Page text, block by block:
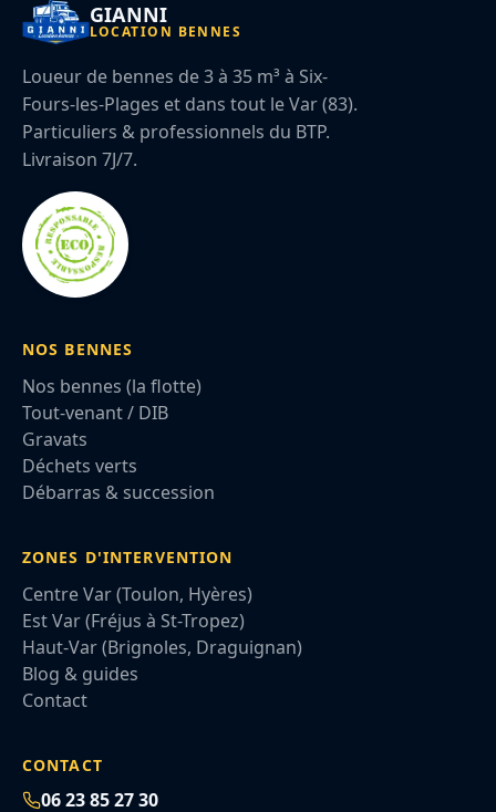
GIANNI
LOCATION BENNES
Loueur de bennes de 3 à 35 m³ à Six-
Fours-les-Plages et dans tout le Var (83).
Particuliers & professionnels du BTP.
Livraison 7J/7.
NOS BENNES
Nos bennes (la flotte)
Tout-venant / DIB
Gravats
Déchets verts
Débarras & succession
ZONES D'INTERVENTION
Centre Var (Toulon, Hyères)
Est Var (Fréjus à St-Tropez)
Haut-Var (Brignoles, Draguignan)
Blog & guides
Contact
CONTACT
06 23 85 27 30